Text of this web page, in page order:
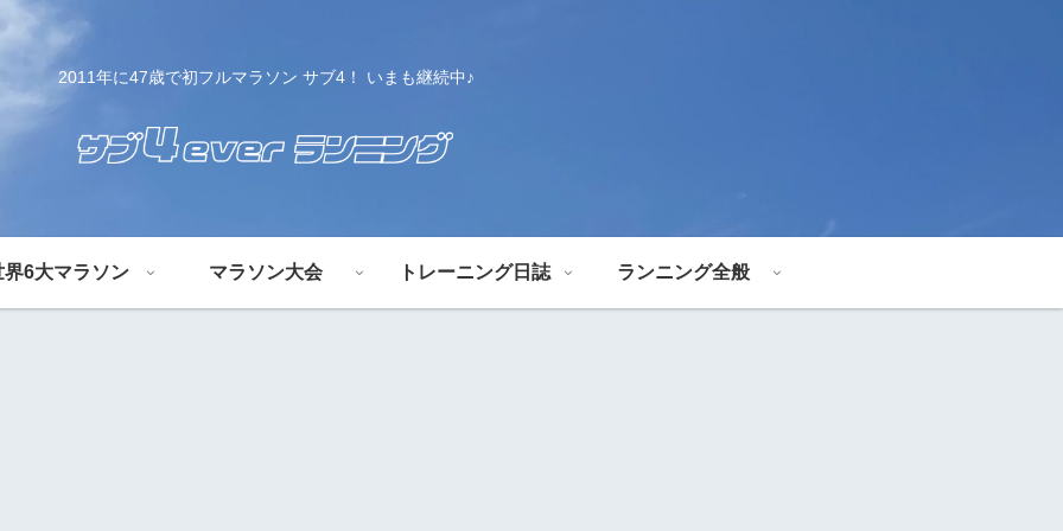
2011年に47歳で初フルマラソン サブ4！ いまも継続中♪
界6大マラソン マラソン大会 トレーニング日誌 ランニング全般